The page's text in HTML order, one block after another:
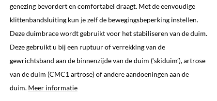
genezing bevordert en comfortabel draagt. Met de eenvoudige
klittenbandsluiting kun je zelf de bewegingsbeperking instellen.
Deze duimbrace wordt gebruikt voor het stabiliseren van de duim.
Deze gebruikt u bij een ruptuur of verrekking van de
gewrichtsband aan de binnenzijde van de duim (‘skiduim’), artrose
van de duim (CMC1 artrose) of andere aandoeningen aan de
duim. Meer informatie